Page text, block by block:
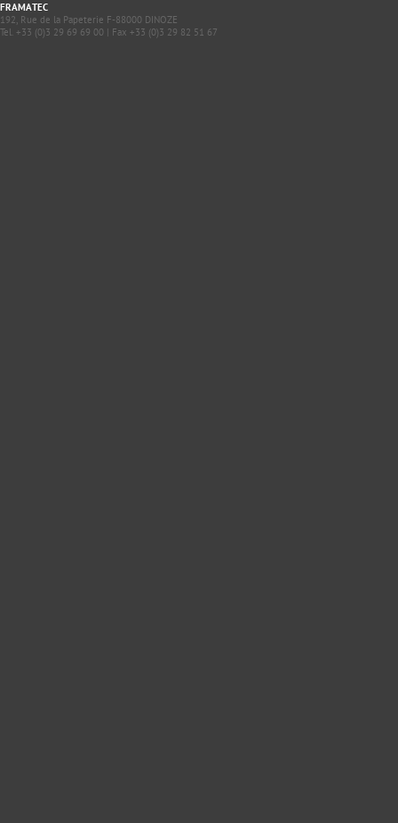
FRAMATEC
192, Rue de la Papeterie F-88000 DINOZE
Tel. +33 (0)3 29 69 69 00 | Fax +33 (0)3 29 82 51 67